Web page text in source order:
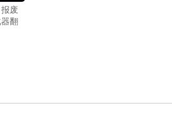
废
翻